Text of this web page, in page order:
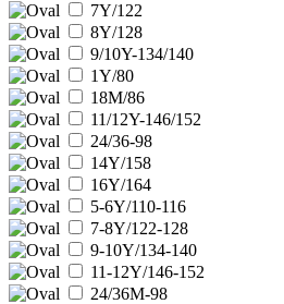
7Y/122
8Y/128
9/10Y-134/140
1Y/80
18M/86
11/12Y-146/152
24/36-98
14Y/158
16Y/164
5-6Y/110-116
7-8Y/122-128
9-10Y/134-140
11-12Y/146-152
24/36M-98